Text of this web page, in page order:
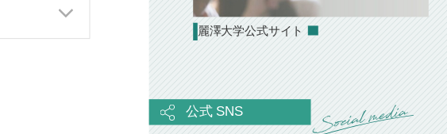
麗澤大学公式サイト
公式 SNS